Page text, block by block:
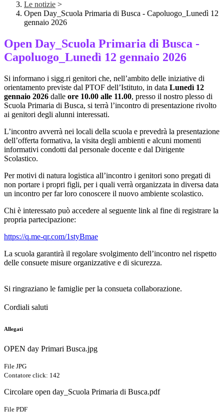
Le notizie >
Open Day_Scuola Primaria di Busca - Capoluogo_Lunedì 12
gennaio 2026
Open Day_Scuola Primaria di Busca -
Capoluogo_Lunedì 12 gennaio 2026
Si informano i sigg.ri genitori che, nell’ambito delle iniziative di
orientamento previste dal PTOF dell’Istituto, in data Lunedì 12
gennaio 2026 dalle ore 10.00 alle 11.00, presso il nostro plesso di
Scuola Primaria di Busca, si terrà l’incontro di presentazione rivolto
ai genitori degli alunni interessati.
L’incontro avverrà nei locali della scuola e prevedrà la presentazione
dell’offerta formativa, la visita degli ambienti e alcuni momenti
informativi condotti dal personale docente e dal Dirigente
Scolastico.
Per motivi di natura logistica all’incontro i genitori sono pregati di
non portare i propri figli, per i quali verrà organizzata in diversa data
un incontro per far loro conoscere il nuovo ambiente scolastico.
Chi è interessato può accedere al seguente link al fine di registrare la
propria partecipazione:
https://q.me-qr.com/1styBmae
La scuola garantirà il regolare svolgimento dell’incontro nel rispetto
delle consuete misure organizzative e di sicurezza.
Si ringraziano le famiglie per la consueta collaborazione.
Cordiali saluti
Allegati
OPEN day Primari Busca.jpg
File JPG
Contatore click: 142
Circolare open day_Scuola Primaria di Busca.pdf
File PDF